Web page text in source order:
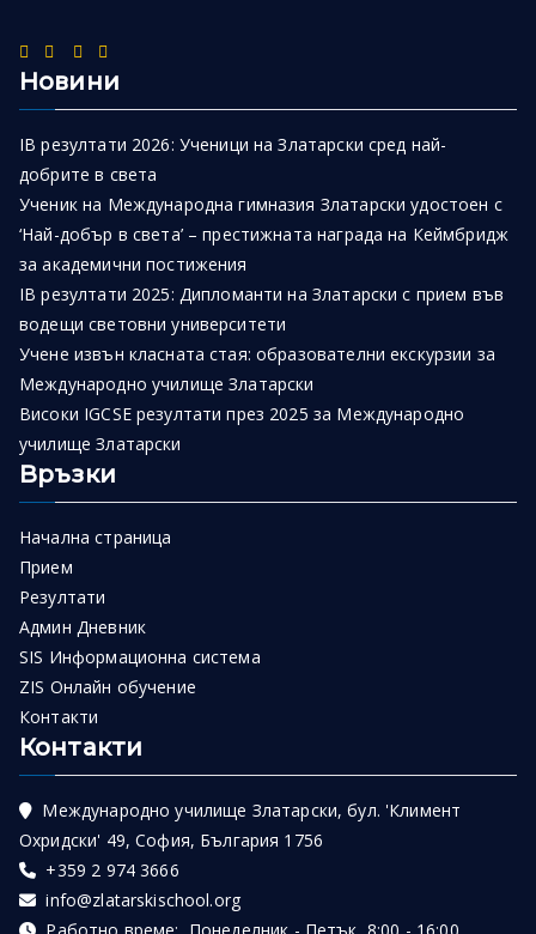
Новини
IB резултати 2026: Ученици на Златарски сред най-
добрите в света
Ученик на Международна гимназия Златарски удостоен с
‘Най-добър в света’ – престижната награда на Кеймбридж
за академични постижения
IB резултати 2025: Дипломанти на Златарски с прием във
водещи световни университети
Учене извън класната стая: образователни екскурзии за
Международно училище Златарски
Високи IGCSE резултати през 2025 за Международно
училище Златарски
Връзки
Начална страница
Прием
Резултати
Админ Дневник
SIS Информационна система
ZIS Онлайн обучение
Контакти
Контакти
Международно училище Златарски, бул. 'Климент
Охридски' 49, София, България 1756
+359 2 974 3666
info@zlatarskischool.org